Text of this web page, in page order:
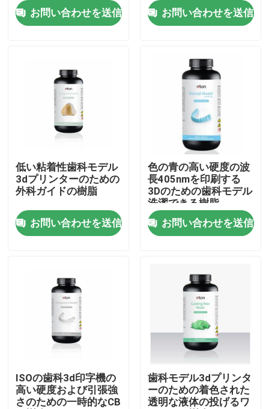
企業情報
会社案内
品質管理
ニュース
すべての場合
レーザーの金属3Dプリンター
歯科金属3Dプリンター
お問い合わせを送信
お問い合わせを送信
低い粘着性歯科モデル
3dプリンターのための
外科ガイドの樹脂
お問い合わせを送信
色の青の高い硬度の波
長405nmを印刷する
3Dのための歯科モデル
洗濯できる樹脂
お問い合わせを送信
ISOの歯科3d印字機の
高い硬度および引張強
さのための一時的なCB
歯科モデル3dプリンタ
ーのための着色された
透明な液体の投げるワ